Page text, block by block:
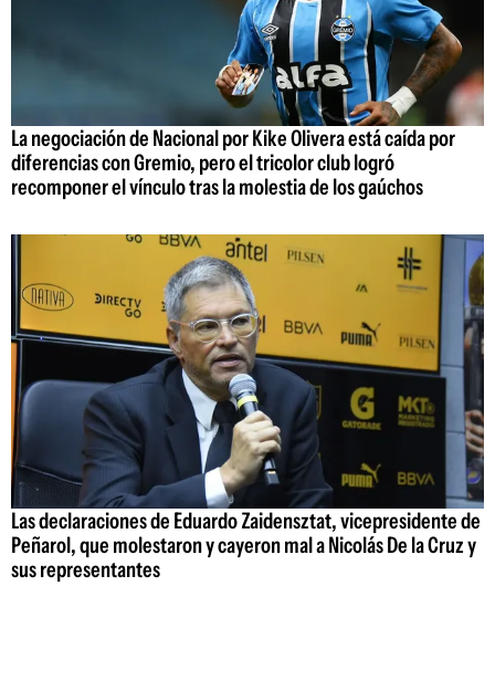
La negociación de Nacional por Kike Olivera está caída por
diferencias con Gremio, pero el tricolor club logró
recomponer el vínculo tras la molestia de los gaúchos
Las declaraciones de Eduardo Zaidensztat, vicepresidente de
Peñarol, que molestaron y cayeron mal a Nicolás De la Cruz y
sus representantes